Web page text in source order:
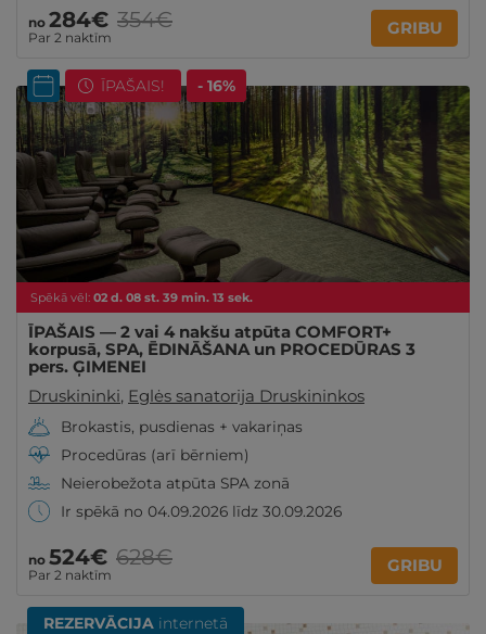
no 284€
Par 2 naktīm
354€ GRIBU
Spēkā vēl: 02 d. 08 st. 39 min. 11sek.
ĪPAŠAIS! - 16%
ĪPAŠAIS — 2 vai 4 nakšu atpūta COMFORT+
korpusā, SPA, ĒDINĀŠANA un PROCEDŪRAS 3
pers. ĢIMENEI
Druskininki, Eglės sanatorija Druskininkos
Brokastis, pusdienas + vakariņas
Procedūras (arī bērniem)
Neierobežota atpūta SPA zonā
Ir spēkā no 04.09.2026 līdz 30.09.2026
no 524€
Par 2 naktīm
628€ GRIBU
REZERVĀCIJA internetā